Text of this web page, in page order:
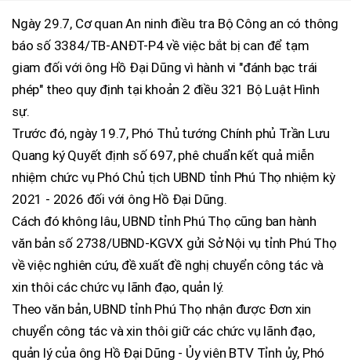
Ngày 29.7, Cơ quan An ninh điều tra Bộ Công an có thông
báo số 3384/TB-ANĐT-P4 về việc bắt bị can để tạm
giam đối với ông Hồ Đại Dũng vì hành vi "đánh bạc trái
phép" theo quy định tại khoản 2 điều 321 Bộ Luật Hình
sự.
Trước đó, ngày 19.7, Phó Thủ tướng Chính phủ Trần Lưu
Quang ký Quyết định số 697, phê chuẩn kết quả miễn
nhiệm chức vụ Phó Chủ tịch UBND tỉnh Phú Thọ nhiệm kỳ
2021 - 2026 đối với ông Hồ Đại Dũng.
Cách đó không lâu, UBND tỉnh Phú Thọ cũng ban hành
văn bản số 2738/UBND-KGVX gửi Sở Nội vụ tỉnh Phú Thọ
về việc nghiên cứu, đề xuất đề nghị chuyển công tác và
xin thôi các chức vụ lãnh đạo, quản lý.
Theo văn bản, UBND tỉnh Phú Thọ nhận được Đơn xin
chuyển công tác và xin thôi giữ các chức vụ lãnh đạo,
quản lý của ông Hồ Đại Dũng - Ủy viên BTV Tỉnh ủy, Phó